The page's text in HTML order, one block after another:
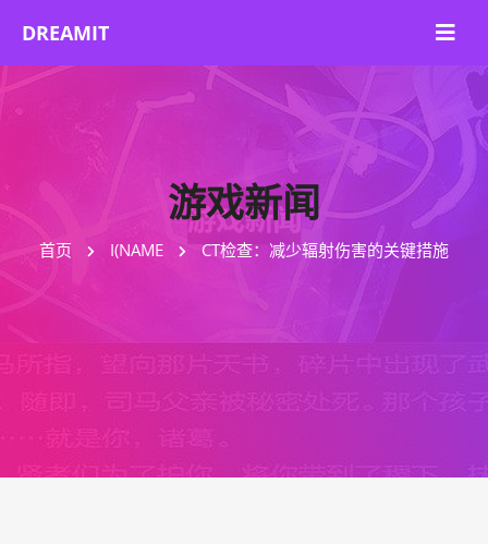
游戏新闻
首页 I(NAME CT检查：减少辐射伤害的关键措施